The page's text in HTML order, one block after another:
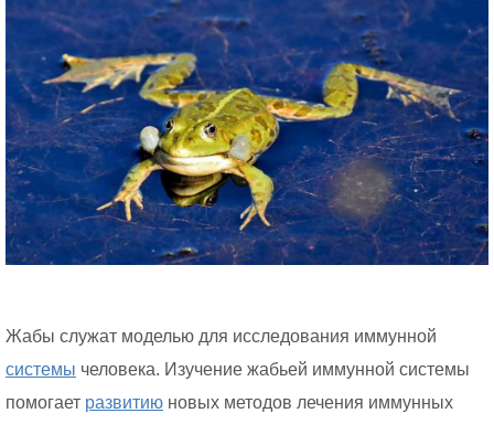
Жабы служат моделью для исследования иммунной
системы человека. Изучение жабьей иммунной системы
помогает развитию новых методов лечения иммунных